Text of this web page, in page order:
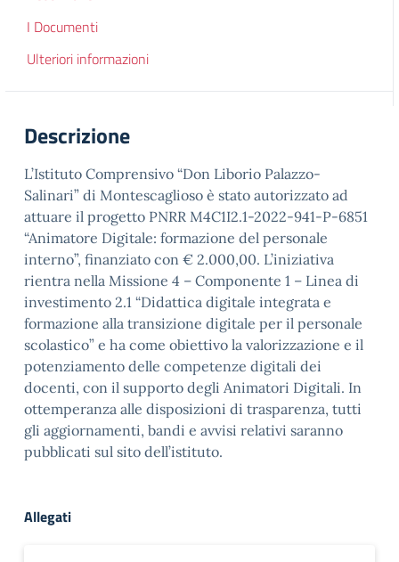
I Documenti
Ulteriori informazioni
Descrizione
L’Istituto Comprensivo “Don Liborio Palazzo-
Salinari” di Montescaglioso è stato autorizzato ad
attuare il progetto PNRR M4C1I2.1-2022-941-P-6851
“Animatore Digitale: formazione del personale
interno”, finanziato con € 2.000,00. L’iniziativa
rientra nella Missione 4 – Componente 1 – Linea di
investimento 2.1 “Didattica digitale integrata e
formazione alla transizione digitale per il personale
scolastico” e ha come obiettivo la valorizzazione e il
potenziamento delle competenze digitali dei
docenti, con il supporto degli Animatori Digitali. In
ottemperanza alle disposizioni di trasparenza, tutti
gli aggiornamenti, bandi e avvisi relativi saranno
pubblicati sul sito dell’istituto.
Allegati